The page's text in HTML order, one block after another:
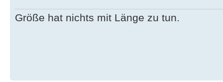
Größe hat nichts mit Länge zu tun.